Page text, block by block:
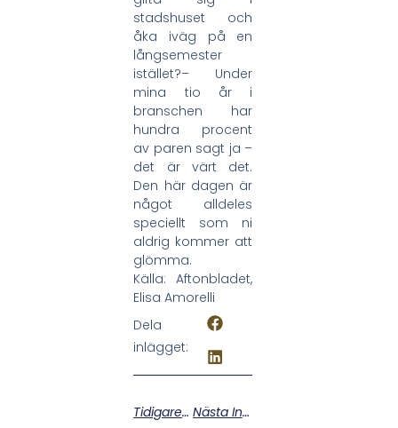
stadshuset och
åka iväg på en
långsemester
istället?– Under
mina tio år i
branschen har
hundra procent
av paren sagt ja –
det är värt det.
Den här dagen är
något alldeles
speciellt som ni
aldrig kommer att
glömma.
Källa: Aftonbladet,
Elisa Amorelli
Dela
inlägget:
Tidigare Inlägg Nästa Inlägg